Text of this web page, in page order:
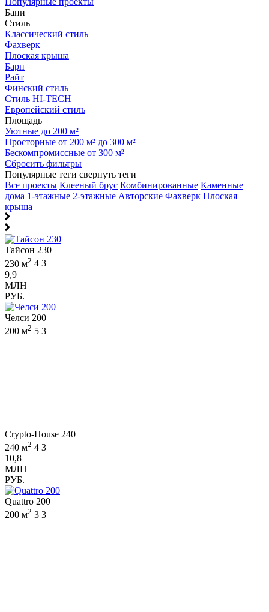
Бани
Стиль
Классический стиль
Фахверк
Плоская крыша
Барн
Райт
Финский стиль
Стиль HI-TECH
Европейский стиль
Площадь
Уютные до 200 м²
Просторные от 200 м² до 300 м²
Бескомпромиссные от 300 м²
Сбросить фильтры
Популярные теги свернуть теги
Все проекты Клееный брус Комбинированные Каменные
дома 1-этажные 2-этажные Авторские Фахверк Плоская
крыша
Тайсон 230
230 м2 4 3
9,9
МЛН
РУБ.
Челси 200
200 м2 5 3
Crypto-House 240
240 м2 4 3
10,8
МЛН
РУБ.
Quattro 200
200 м2 3 3